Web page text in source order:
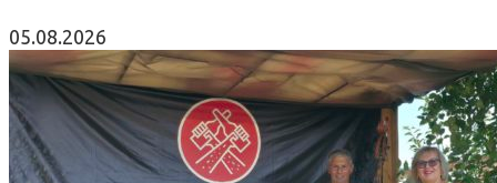
05.08.2026